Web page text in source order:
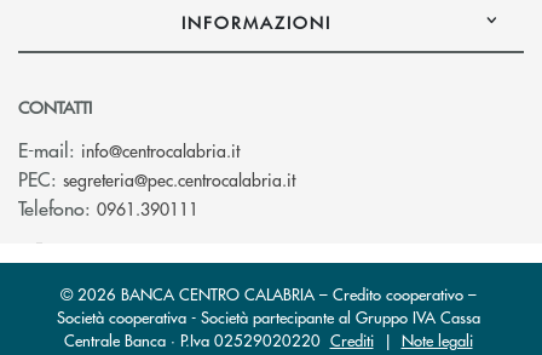
INFORMAZIONI
CONTATTI
E-mail: info@centrocalabria.it(si apre l’app di posta elettronica)
PEC: segreteria@pec.centrocalabria.it(si apre l’app di posta
Telefono: 0961.390111
© 2026 BANCA CENTRO CALABRIA – Credito cooperativo –
Società cooperativa - Società partecipante al Gruppo IVA Cassa
Centrale Banca · P.Iva 02529020220 Crediti| Note legali